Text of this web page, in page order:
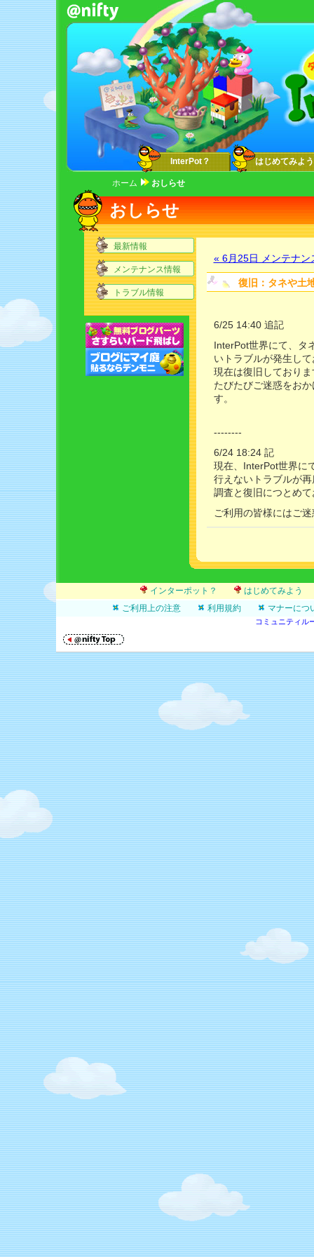
InterPot？ はじめてみよう
ホーム おしらせ
おしらせ
« 6月25日 メンテナン
復旧：タネや土
6/25 14:40 追記
InterPot世界にて、タ
いトラブルが発生し
現在は復旧しておりま
たびたびご迷惑をお
す。
--------
6/24 18:24 記
現在、InterPot世界に
行えないトラブルが
調査と復旧につとめ
ご利用の皆様にはご
最新情報
メンテナンス情報
トラブル情報
インターポット？
はじめてみよう
ご利用上の注意
利用規約 マナーにつ
コミュニティル